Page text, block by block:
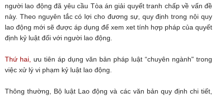
người lao động đã yêu cầu Tòa án giải quyết tranh chấp về vấn đề
này. Theo nguyên tắc có lợi cho đương sự, quy định trong nội quy
lao động mới sẽ được áp dụng để xem xet tính hợp pháp của quyết
định kỷ luật đối với người lao động.
Thứ hai,
ưu tiên áp dụng văn bản pháp luật “chuyên ngành" trong
việc xử lý vi phạm kỷ luật lao động.
Thông thường, Bộ luật Lao động và các văn bản quy định chi tiết,